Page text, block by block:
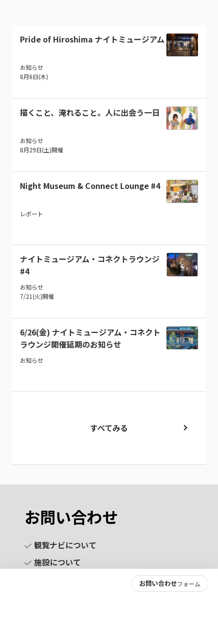
お問い合わせフォーム
Pride of Hiroshima ナイトミュージアム
お知らせ
8月6日(木)
描くこと、淹れること。人に出会う一日
お知らせ
8月29日(土)開催
Night Museum & Connect Lounge #4
レポート
ナイトミュージアム・コネクトラウンジ
#4
お知らせ
7/21(火)開催
6/26(金) ナイトミュージアム・コネクト
ラウンジ開催延期のお知らせ
お知らせ
すべてみる
お問い合わせ
観覧ナビについて
施設について